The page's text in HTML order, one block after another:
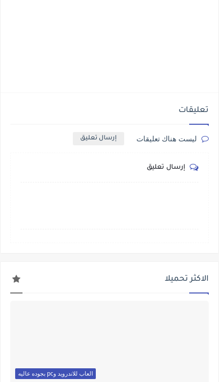
تعليقات
ليست هناك تعليقات إرسال تعليق
إرسال تعليق
الاكثر تحميلا
العاب للاندرويد وpc بجوده عاليه